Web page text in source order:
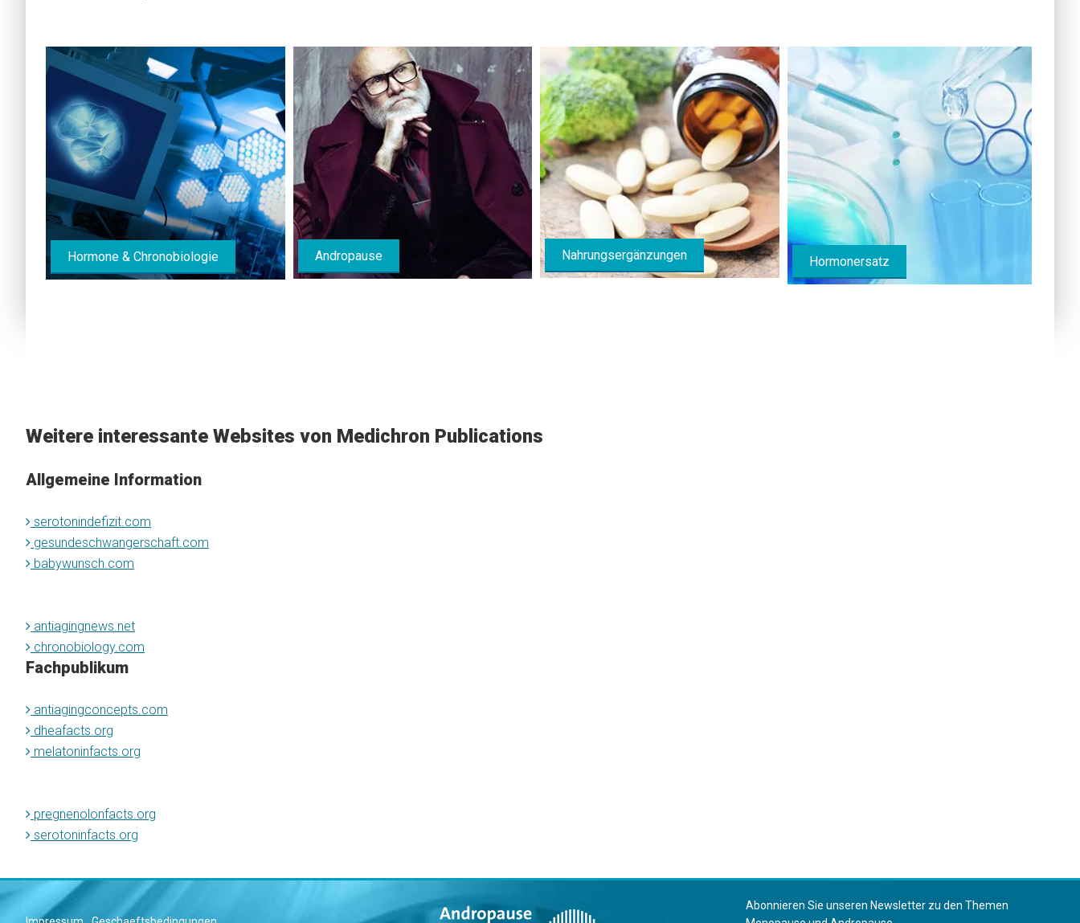
Hormone & Chronobiologie Andropause Nahrungsergänzungen Hormonersatz
Weitere interessante Websites von Medichron Publications
Allgemeine Information
serotonindefizit.com
gesundeschwangerschaft.com
babywunsch.com
antiagingnews.net
chronobiology.com
Fachpublikum
antiagingconcepts.com
dheafacts.org
melatoninfacts.org
pregnenolonfacts.org
serotoninfacts.org
Abonnieren Sie unseren Newsletter zu den Themen